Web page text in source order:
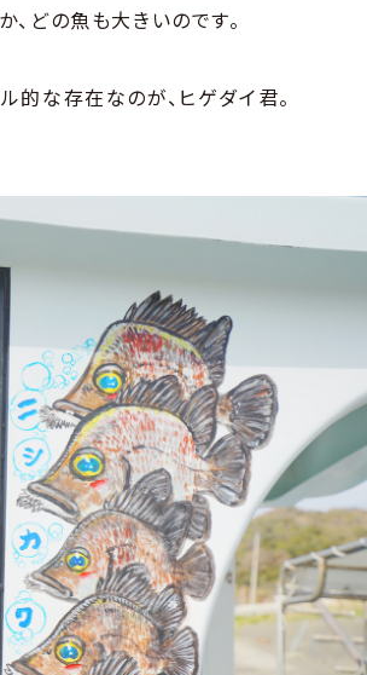
、どの魚も大きいのです。
的な存在なのが、ヒゲダイ君。